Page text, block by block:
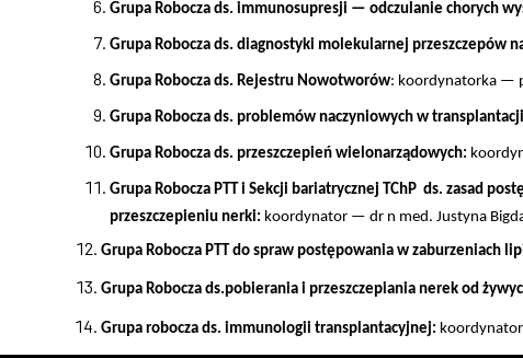
Grupa Robocza ds. immunosupresji — odczulanie chorych
Grupa Robocza ds. diagnostyki molekularnej przeszczepów
Grupa Robocza ds. Rejestru Nowotworów: koordynatorka —
Grupa Robocza ds. problemów naczyniowych w
Grupa Robocza ds. przeszczepień wielonarządowych:
Grupa Robocza PTT i Sekcji bariatrycznej TChP ds. zasad
przeszczepieniu nerki: koordynator — dr n med. Justyna
Grupa Robocza PTT do spraw postępowania w zaburzeniach
Grupa Robocza ds.pobierania i przeszczepiania nerek od
Grupa robocza ds. immunologii transplantacyjnej: